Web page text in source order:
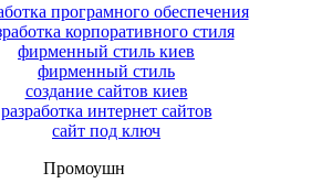
програмного обеспечения
корпоративного стиля
фирменный стиль киев
фирменный стиль
создание сайтов киев
разработка интернет сайтов
сайт под ключ
Промоушн